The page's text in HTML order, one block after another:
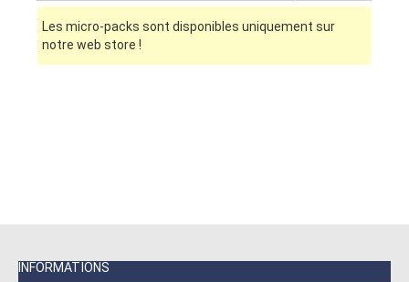
Les micro-packs sont disponibles uniquement sur
notre web store !
INFORMATIONS